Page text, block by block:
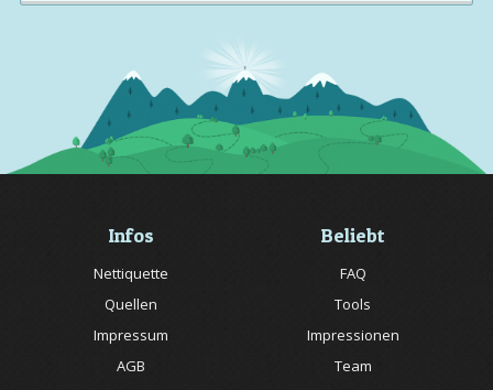
Infos
Nettiquette
Quellen
Impressum
AGB
Beliebt
FAQ
Tools
Impressionen
Team